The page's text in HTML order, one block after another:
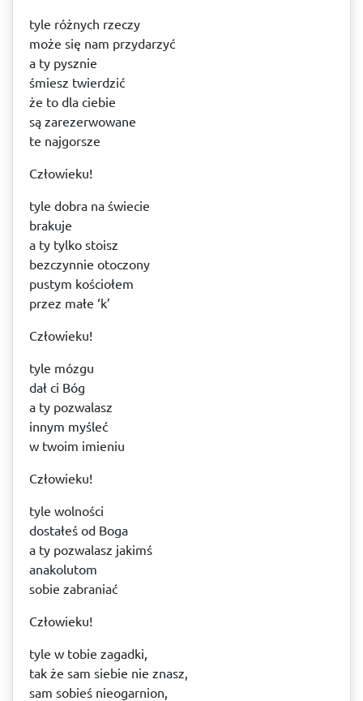
tyle różnych rzeczy
może się nam przydarzyć
a ty pysznie
śmiesz twierdzić
że to dla ciebie
są zarezerwowane
te najgorsze
Człowieku!
tyle dobra na świecie
brakuje
a ty tylko stoisz
bezczynnie otoczony
pustym kościołem
przez małe ‘k’
Człowieku!
tyle mózgu
dał ci Bóg
a ty pozwalasz
innym myśleć
w twoim imieniu
Człowieku!
tyle wolności
dostałeś od Boga
a ty pozwalasz jakimś
anakolutom
sobie zabraniać
Człowieku!
tyle w tobie zagadki,
tak że sam siebie nie znasz,
sam sobieś nieogarnion,